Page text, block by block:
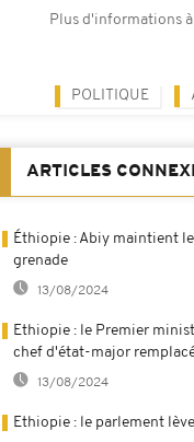
Plus d'informations
POLITIQUE
ARTICLES
Éthiopie : Abiy maintient
grenade
13/08/2024
Ethiopie : le Premier
chef d'état-major
13/08/2024
Ethiopie : le parlement